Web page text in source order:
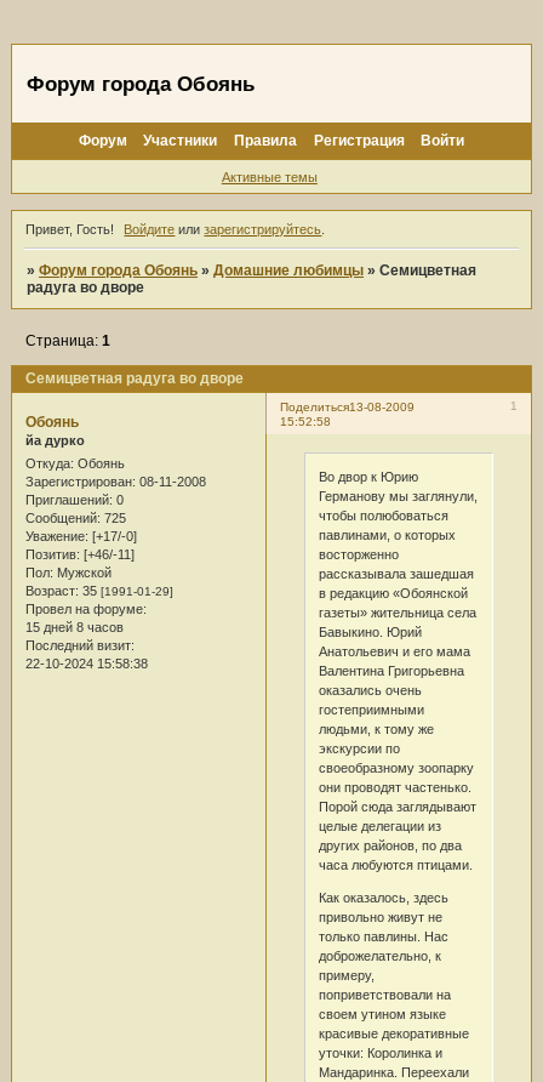
Форум города Обоянь
Форум Участники Правила Регистрация Войти
Активные темы
Привет, Гость! Войдите илизарегистрируйтесь
»Форум города Обоянь »Домашние любимцы »Семицветная
радуга во дворе
Семицветная радуга во дворе
Страница:1
Поделиться 1
13-08-2009
15:52:58
Обоянь
йа дурко
Откуда: Обоянь
Зарегистрирован: 08-11-2008
Приглашений: 0
Сообщений: 725
Уважение: [+17/-0]
Позитив: [+46/-11]
Пол: Мужской
Возраст: 35 [1991-01-29]
Провел на форуме:
15 дней 8 часов
Последний визит:
22-10-2024 15:58:38
Во двор к Юрию
Германову мы заглянули,
чтобы полюбоваться
павлинами, о которых
восторженно
рассказывала зашедшая
в редакцию «Обоянской
газеты» жительница села
Бавыкино. Юрий
Анатольевич и его мама
Валентина Григорьевна
оказались очень
гостеприимными
людьми, к тому же
экскурсии по
своеобразному зоопарку
они проводят частенько.
Порой сюда заглядывают
целые делегации из
других районов, по два
часа любуются птицами.
Как оказалось, здесь
привольно живут не
только павлины. Нас
доброжелательно, к
примеру,
поприветствовали на
своем утином языке
красивые декоративные
уточки: Королинка и
Мандаринка. Переехали